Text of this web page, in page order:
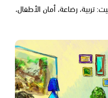
تربية، رضاعة، أمان الأطفال،